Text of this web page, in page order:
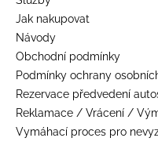
Jak nakupovat
Návody
Obchodní podmínky
Podmínky ochrany
Rezervace předvedení
Reklamace / Vrácení /
Vymáhací proces pro